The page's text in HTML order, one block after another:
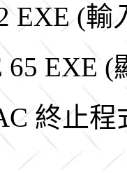
EXE (
65 EXE
終止程